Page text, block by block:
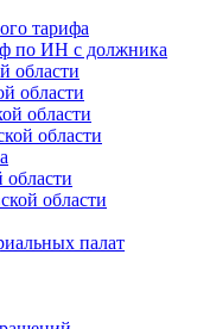
тарифа
по ИН с должника
области
области
области
области
области
палат